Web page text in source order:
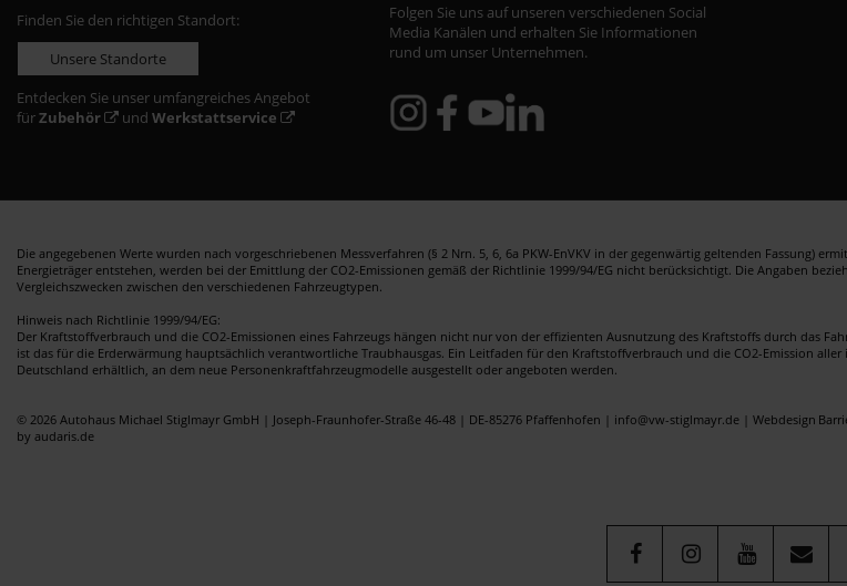
Finden Sie den richtigen Standort:
Unsere Standorte
Entdecken Sie unser umfangreiches Angebot
fürZubehör und Werkstattservice
Folgen Sie uns auf unseren verschiedenen Social
Media Kanälen und erhalten Sie Informationen
rund um unser Unternehmen.
Die angegebenen Werte wurden nach vorgeschriebenen Messverfahren (§ 2 Nrn. 5, 6, 6a PKW-EnVKV in der gegenwärtig geltenden Fassung)
Energieträger entstehen, werden bei der Emittlung der CO2-Emissionen gemäß der Richtlinie 1999/94/EG nicht berücksichtigt. Die Angaben
Vergleichszwecken zwischen den verschiedenen Fahrzeugtypen.
Hinweis nach Richtlinie 1999/94/EG:
Der Kraftstoffverbrauch und die CO2-Emissionen eines Fahrzeugs hängen nicht nur von der effizienten Ausnutzung des Kraftstoffs durch das
ist das für die Erderwärmung hauptsächlich verantwortliche Traubhausgas. Ein Leitfaden für den Kraftstoffverbrauch und die CO2-Emission
Deutschland erhältlich, an dem neue Personenkraftfahrzeugmodelle ausgestellt oder angeboten werden.
© 2026 Autohaus Michael Stiglmayr GmbH | Joseph-Fraunhofer-Straße 46-48 | DE-85276 Pfaffenhofen | info@vw-stiglmayr.de | Webdesign
by audaris.de